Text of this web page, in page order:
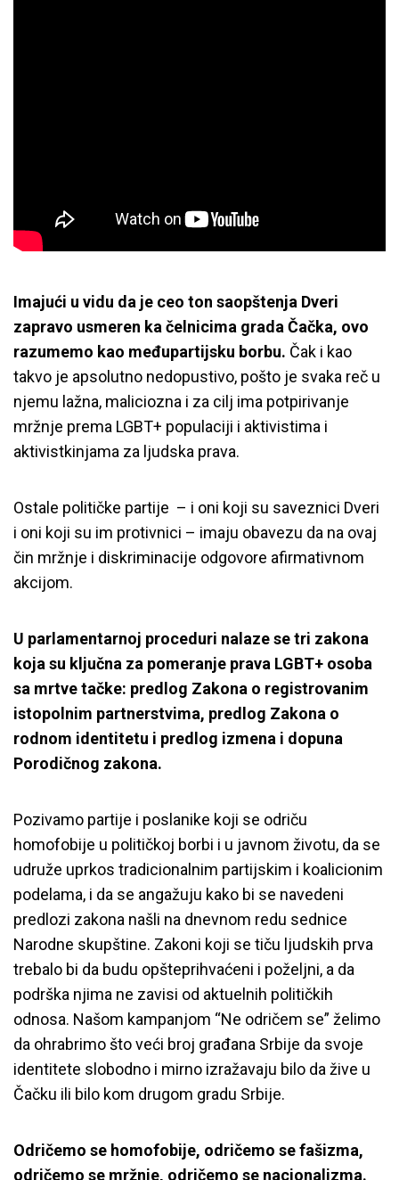
Imajući u vidu da je ceo ton saopštenja Dveri
zapravo usmeren ka čelnicima grada Čačka, ovo
razumemo kao međupartijsku borbu. Čak i kao
takvo je apsolutno nedopustivo, pošto je svaka reč u
njemu lažna, maliciozna i za cilj ima potpirivanje
mržnje prema LGBT+ populaciji i aktivistima i
aktivistkinjama za ljudska prava.
Ostale političke partije – i oni koji su saveznici Dveri
i oni koji su im protivnici – imaju obavezu da na ovaj
čin mržnje i diskriminacije odgovore afirmativnom
akcijom.
U parlamentarnoj proceduri nalaze se tri zakona
koja su ključna za pomeranje prava LGBT+ osoba
sa mrtve tačke: predlog Zakona o registrovanim
istopolnim partnerstvima, predlog Zakona o
rodnom identitetu i predlog izmena i dopuna
Porodičnog zakona.
Pozivamo partije i poslanike koji se odriču
homofobije u političkoj borbi i u javnom životu, da se
udruže uprkos tradicionalnim partijskim i koalicionim
podelama, i da se angažuju kako bi se navedeni
predlozi zakona našli na dnevnom redu sednice
Narodne skupštine. Zakoni koji se tiču ljudskih prva
trebalo bi da budu opšteprihvaćeni i poželjni, a da
podrška njima ne zavisi od aktuelnih političkih
odnosa. Našom kampanjom “Ne odričem se” želimo
da ohrabrimo što veći broj građana Srbije da svoje
identitete slobodno i mirno izražavaju bilo da žive u
Čačku ili bilo kom drugom gradu Srbije.
Odričemo se homofobije, odričemo se fašizma,
odričemo se mržnje, odričemo se nacionalizma.